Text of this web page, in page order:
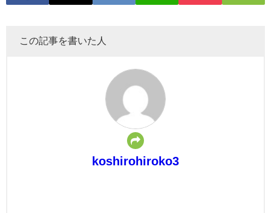
この記事を書いた人
koshirohiroko3